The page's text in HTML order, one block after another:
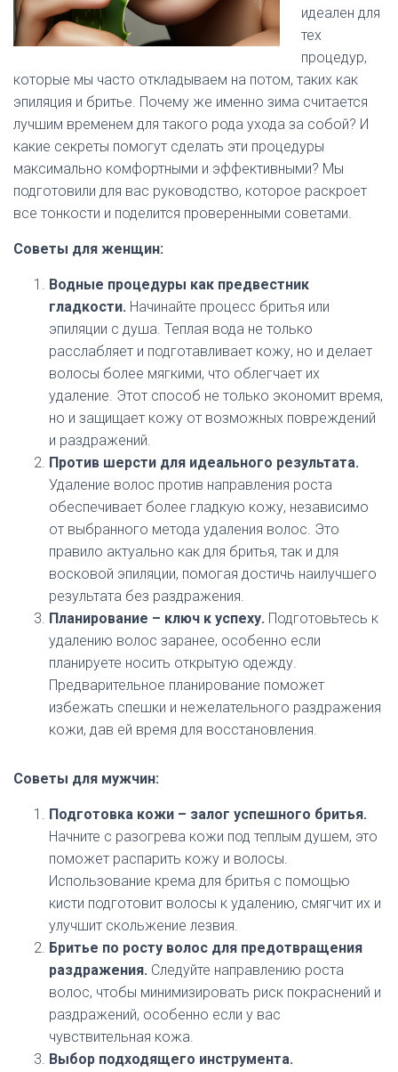
идеален для
тех
процедур,
которые мы часто откладываем на потом, таких как
эпиляция и бритье. Почему же именно зима считается
лучшим временем для такого рода ухода за собой? И
какие секреты помогут сделать эти процедуры
максимально комфортными и эффективными? Мы
подготовили для вас руководство, которое раскроет
все тонкости и поделится проверенными советами.
Советы для женщин:
Водные процедуры как предвестник
гладкости. Начинайте процесс бритья или
эпиляции с душа. Теплая вода не только
расслабляет и подготавливает кожу, но и делает
волосы более мягкими, что облегчает их
удаление. Этот способ не только экономит время,
но и защищает кожу от возможных повреждений
и раздражений.
Против шерсти для идеального результата.
Удаление волос против направления роста
обеспечивает более гладкую кожу, независимо
от выбранного метода удаления волос. Это
правило актуально как для бритья, так и для
восковой эпиляции, помогая достичь наилучшего
результата без раздражения.
Планирование – ключ к успеху. Подготовьтесь к
удалению волос заранее, особенно если
планируете носить открытую одежду.
Предварительное планирование поможет
избежать спешки и нежелательного раздражения
кожи, дав ей время для восстановления.
Советы для мужчин:
Подготовка кожи – залог успешного бритья.
Начните с разогрева кожи под теплым душем, это
поможет распарить кожу и волосы.
Использование крема для бритья с помощью
кисти подготовит волосы к удалению, смягчит их и
улучшит скольжение лезвия.
Бритье по росту волос для предотвращения
раздражения. Следуйте направлению роста
волос, чтобы минимизировать риск покраснений и
раздражений, особенно если у вас
чувствительная кожа.
Выбор подходящего инструмента.